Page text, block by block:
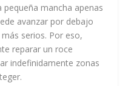
pequeña mancha apenas
avanzar por debajo
serios. Por eso,
reparar un roce
indefinidamente zonas